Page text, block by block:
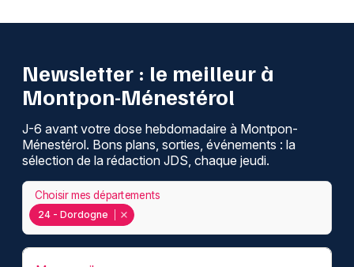
Newsletter : le meilleur à
Montpon-Ménestérol
J-6 avant votre dose hebdomadaire à Montpon-
Ménestérol. Bons plans, sorties, événements : la
sélection de la rédaction JDS, chaque jeudi.
24 - Dordogne
Choisir mes départements